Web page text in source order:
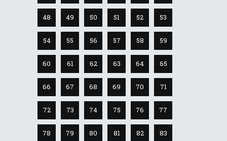
48 49 50 51 52 53
54 55 56 57 58 59
60 61 62 63 64 65
66 67 68 69 70 71
72 73 74 75 76 77
78 79 80 81 82 83